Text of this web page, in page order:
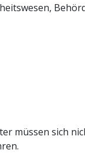
müssen sich